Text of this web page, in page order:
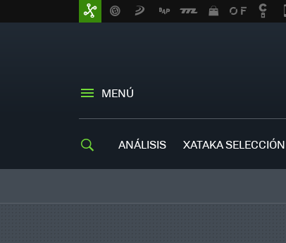
MENÚ
ANÁLISIS XATAKA SELECCIÓN